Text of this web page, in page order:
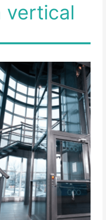
vertical